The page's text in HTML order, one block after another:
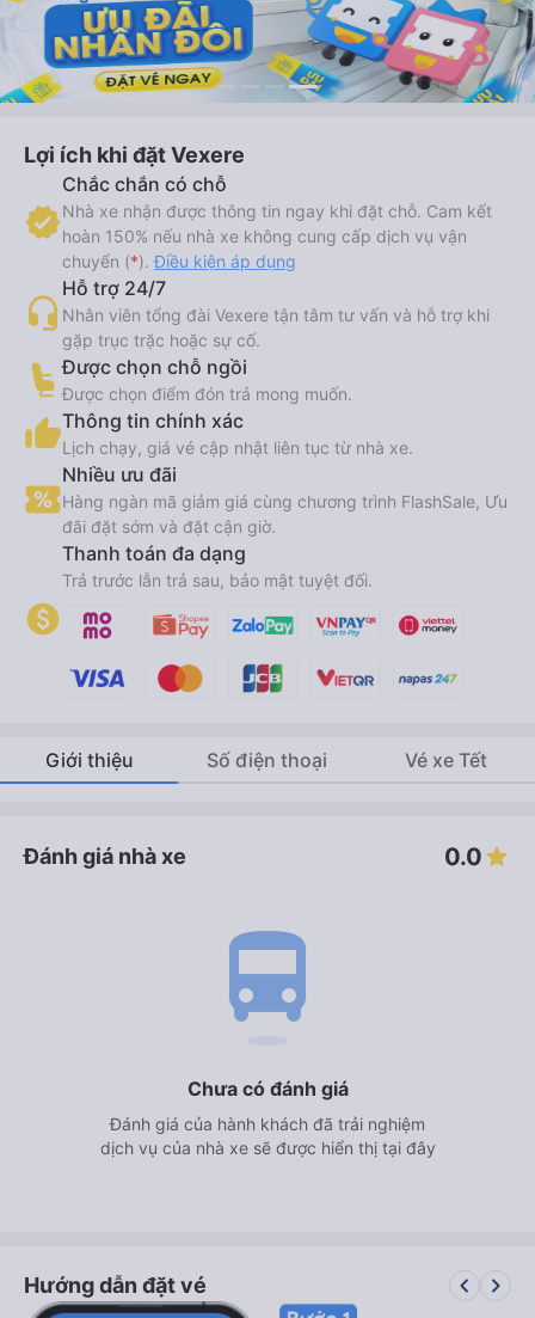
Lợi ích khi đặt Vexere
Chắc chắn có chỗ
Nhà xe nhận được thông tin ngay khi đặt chỗ. Cam kết
hoàn 150% nếu nhà xe không cung cấp dịch vụ vận
chuyển (*).Điều kiện áp dụng
Hỗ trợ 24/7
Nhân viên tổng đài Vexere tận tâm tư vấn và hỗ trợ khi
gặp trục trặc hoặc sự cố.
Được chọn chỗ ngồi
Được chọn điểm đón trả mong muốn.
Thông tin chính xác
Lịch chạy, giá vé cập nhật liên tục từ nhà xe.
Nhiều ưu đãi
Hàng ngàn mã giảm giá cùng chương trình FlashSale, Ưu
đãi đặt sớm và đặt cận giờ.
Thanh toán đa dạng
Trả trước lẫn trả sau, bảo mật tuyệt đối.
Giới thiệu Số điện thoại Vé xe Tết
Đánh giá nhà xe 0.0
directions_bus
Chưa có đánh giá
Đánh giá của hành khách đã trải nghiệm
dịch vụ của nhà xe sẽ được hiển thị tại đây
Hướng dẫn đặt vé keyboard_arrow_left keyboard_arrow_right